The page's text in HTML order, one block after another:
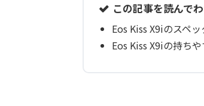
この記事を読んで
Eos Kiss X9iのスペッ
Eos Kiss X9iの持ちや